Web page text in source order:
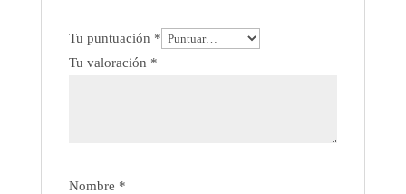
Tu puntuación *
Tu valoración *
Nombre *